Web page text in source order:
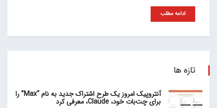
ادامه مطلب
تازه ها
آنتروپیک امروز یک طرح اشتراک جدید به نام “Max” را
برای چت‌بات خود، Claude، معرفی کرد